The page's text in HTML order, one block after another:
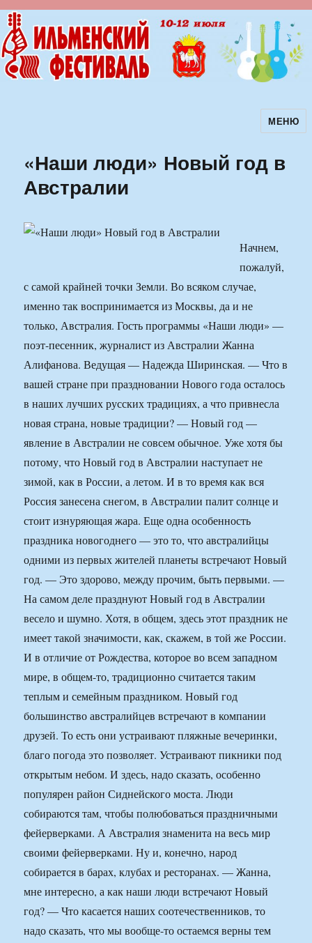
Ильменский фестиваль авторскойМЕНЮ
«Наши люди» Новый год в
Австралии
Начнем,
пожалуй,
с самой крайней точки Земли. Во всяком случае,
именно так воспринимается из Москвы, да и не
только, Австралия. Гость программы «Наши люди» —
поэт-песенник, журналист из Австралии Жанна
Алифанова. Ведущая — Надежда Ширинская. — Что в
вашей стране при праздновании Нового года осталось
в наших лучших русских традициях, а что привнесла
новая страна, новые традиции? — Новый год —
явление в Австралии не совсем обычное. Уже хотя бы
потому, что Новый год в Австралии наступает не
зимой, как в России, а летом. И в то время как вся
Россия занесена снегом, в Австралии палит солнце и
стоит изнуряющая жара. Еще одна особенность
праздника новогоднего — это то, что австралийцы
одними из первых жителей планеты встречают Новый
год. — Это здорово, между прочим, быть первыми. —
На самом деле празднуют Новый год в Австралии
весело и шумно. Хотя, в общем, здесь этот праздник не
имеет такой значимости, как, скажем, в той же России.
И в отличие от Рождества, которое во всем западном
мире, в общем-то, традиционно считается таким
теплым и семейным праздником. Новый год
большинство австралийцев встречают в компании
друзей. То есть они устраивают пляжные вечеринки,
благо погода это позволяет. Устраивают пикники под
открытым небом. И здесь, надо сказать, особенно
популярен район Сиднейского моста. Люди
собираются там, чтобы полюбоваться праздничными
фейерверками. А Австралия знаменита на весь мир
своими фейерверками. Ну и, конечно, народ
собирается в барах, клубах и ресторанах. — Жанна,
мне интересно, а как наши люди встречают Новый
год? — Что касается наших соотечественников, то
надо сказать, что мы вообще-то остаемся верны тем